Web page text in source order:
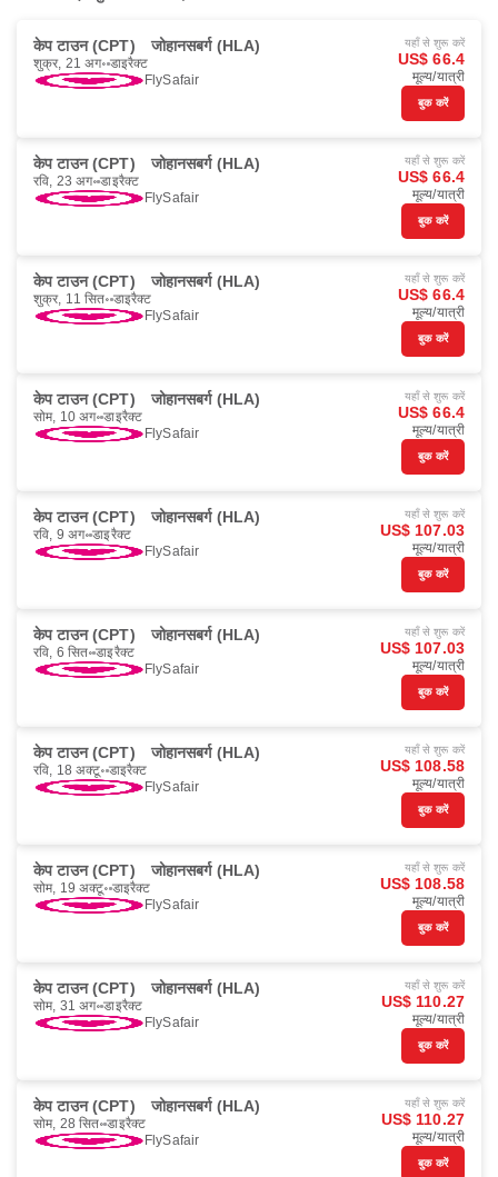
केप टाउन (CPT) जोहानसबर्ग (HLA)
शुक्र, 21 अग॰ डाइरैक्ट
FlySafair
यहाँ से शुरू करें
US$ 66.4
मूल्य/यात्री
बुक करें
केप टाउन (CPT) जोहानसबर्ग (HLA)
रवि, 23 अग॰ डाइरैक्ट
FlySafair
यहाँ से शुरू करें
US$ 66.4
मूल्य/यात्री
बुक करें
केप टाउन (CPT) जोहानसबर्ग (HLA)
शुक्र, 11 सित॰ डाइरैक्ट
FlySafair
यहाँ से शुरू करें
US$ 66.4
मूल्य/यात्री
बुक करें
केप टाउन (CPT) जोहानसबर्ग (HLA)
सोम, 10 अग॰ डाइरैक्ट
FlySafair
यहाँ से शुरू करें
US$ 66.4
मूल्य/यात्री
बुक करें
केप टाउन (CPT) जोहानसबर्ग (HLA)
रवि, 9 अग॰ डाइरैक्ट
FlySafair
यहाँ से शुरू करें
US$ 107.03
मूल्य/यात्री
बुक करें
केप टाउन (CPT) जोहानसबर्ग (HLA)
रवि, 6 सित॰ डाइरैक्ट
FlySafair
यहाँ से शुरू करें
US$ 107.03
मूल्य/यात्री
बुक करें
केप टाउन (CPT) जोहानसबर्ग (HLA)
रवि, 18 अक्टू॰ डाइरैक्ट
FlySafair
यहाँ से शुरू करें
US$ 108.58
मूल्य/यात्री
बुक करें
केप टाउन (CPT) जोहानसबर्ग (HLA)
सोम, 19 अक्टू॰ डाइरैक्ट
FlySafair
यहाँ से शुरू करें
US$ 108.58
मूल्य/यात्री
बुक करें
केप टाउन (CPT) जोहानसबर्ग (HLA)
सोम, 31 अग॰ डाइरैक्ट
FlySafair
यहाँ से शुरू करें
US$ 110.27
मूल्य/यात्री
बुक करें
केप टाउन (CPT) जोहानसबर्ग (HLA)
सोम, 28 सित॰ डाइरैक्ट
FlySafair
यहाँ से शुरू करें
US$ 110.27
मूल्य/यात्री
बुक करें